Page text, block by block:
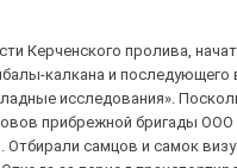
Керченского пролива,
калкана и
исследования».
прибрежной бригады ООО
самцов и самок